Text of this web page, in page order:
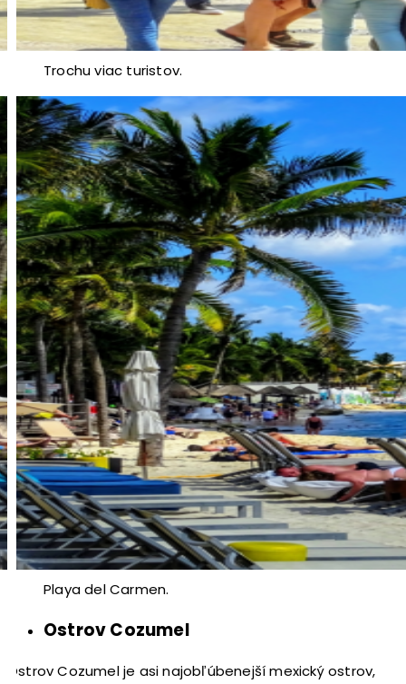
Trochu viac turistov.
Playa del Carmen.
Ostrov Cozumel
Ostrov Cozumel je asi najobľúbenejší mexický ostrov,